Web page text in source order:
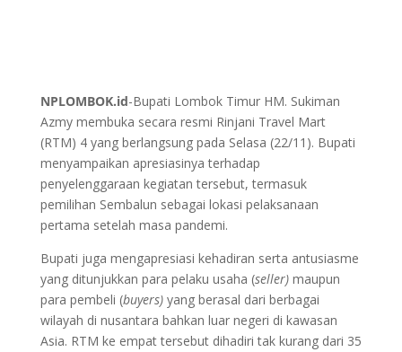
NPLOMBOK.id-Bupati Lombok Timur HM. Sukiman
Azmy membuka secara resmi Rinjani Travel Mart
(RTM) 4 yang berlangsung pada Selasa (22/11). Bupati
menyampaikan apresiasinya terhadap
penyelenggaraan kegiatan tersebut, termasuk
pemilihan Sembalun sebagai lokasi pelaksanaan
pertama setelah masa pandemi.
Bupati juga mengapresiasi kehadiran serta antusiasme
yang ditunjukkan para pelaku usaha (seller)maupun
para pembeli (buyers)yang berasal dari berbagai
wilayah di nusantara bahkan luar negeri di kawasan
Asia. RTM ke empat tersebut dihadiri tak kurang dari 35